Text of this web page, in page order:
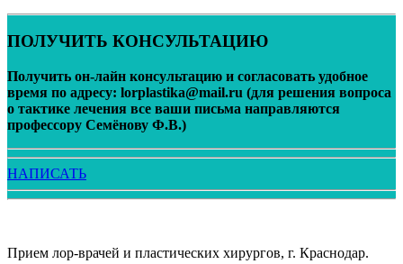
ПОЛУЧИТЬ КОНСУЛЬТАЦИЮ
Получить он-лайн консультацию и согласовать удобное
время по адресу: lorplastika@mail.ru (для решения вопроса
о тактике лечения все ваши письма направляются
профессору Семёнову Ф.В.)
НАПИСАТЬ
Прием лор-врачей и пластических хирургов, г. Краснодар.